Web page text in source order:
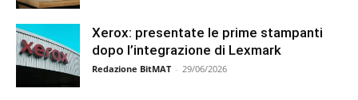
Xerox: presentate le prime stampanti
dopo l’integrazione di Lexmark
Redazione BitMAT - 29/06/2026